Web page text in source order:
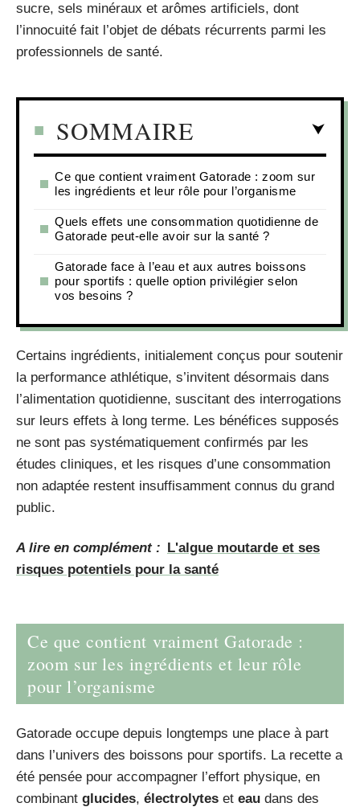
sucre, sels minéraux et arômes artificiels, dont
l’innocuité fait l’objet de débats récurrents parmi les
professionnels de santé.
SOMMAIRE
Ce que contient vraiment Gatorade : zoom sur
les ingrédients et leur rôle pour l’organisme
Quels effets une consommation quotidienne de
Gatorade peut-elle avoir sur la santé ?
Gatorade face à l’eau et aux autres boissons
pour sportifs : quelle option privilégier selon
vos besoins ?
Certains ingrédients, initialement conçus pour soutenir
la performance athlétique, s’invitent désormais dans
l’alimentation quotidienne, suscitant des interrogations
sur leurs effets à long terme. Les bénéfices supposés
ne sont pas systématiquement confirmés par les
études cliniques, et les risques d’une consommation
non adaptée restent insuffisamment connus du grand
public.
A lire en complément : L'algue moutarde et ses
risques potentiels pour la santé
Ce que contient vraiment Gatorade :
zoom sur les ingrédients et leur rôle
pour l’organisme
Gatorade occupe depuis longtemps une place à part
dans l’univers des boissons pour sportifs. La recette a
été pensée pour accompagner l’effort physique, en
combinant glucides, électrolytes et eau dans des